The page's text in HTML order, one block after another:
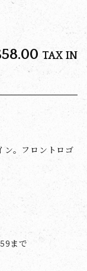
TAX IN
ン。フロントロゴ
まで